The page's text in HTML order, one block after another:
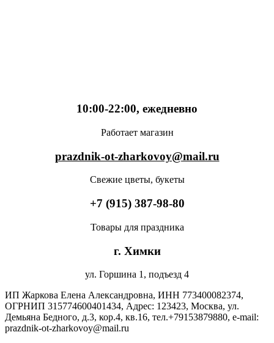
10:00-22:00, ежедневно
Работает магазин
prazdnik-ot-zharkovoy@mail.ru
Свежие цветы, букеты
+7 (915) 387-98-80
Товары для праздника
г. Химки
ул. Горшина 1, подъезд 4
ИП Жаркова Елена Александровна, ИНН 773400082374,
ОГРНИП 315774600401434, Адрес: 123423, Москва, ул.
Демьяна Бедного, д.3, кор.4, кв.16, тел.+79153879880, e-mail:
prazdnik-ot-zharkovoy@mail.ru